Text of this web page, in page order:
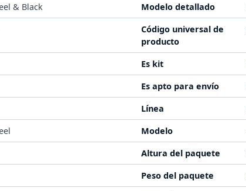
& Black Modelo detallado
Código universal de
producto
Es kit
Es apto para envío
Línea
Modelo
Altura del paquete
Peso del paquete